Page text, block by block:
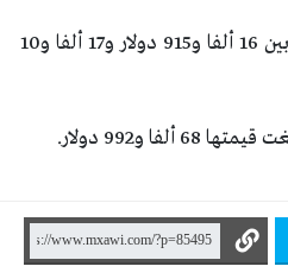
وتذبذبت الأسعار بنسبة 6ر0% منذ الساعة 5 مساء بتوقيت نيويورك، ليتم التداول بين 16 ألفا و915 دولار و17 ألفا و10